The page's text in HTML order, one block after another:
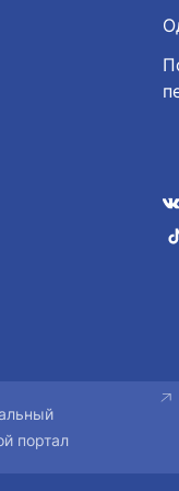
портал